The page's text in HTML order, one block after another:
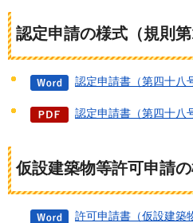
認定申請の様式（規則第
認定申請書（第四十八
認定申請書（第四十八
仮設建築物等許可申請
許可申請書（仮設建築